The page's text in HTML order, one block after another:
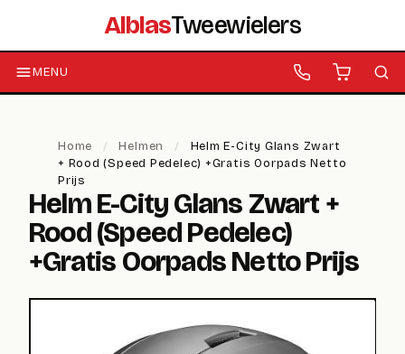
AlblasTweewielers
MENU
Home / Helmen /
Helm E-City Glans Zwart
+ Rood (Speed Pedelec) +Gratis Oorpads Netto
Prijs
Helm E-City Glans Zwart +
Rood (Speed Pedelec)
+Gratis Oorpads Netto Prijs